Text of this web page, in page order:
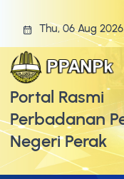
Thu, 06 Aug 2026
Portal Rasmi
Perbadanan
Negeri Perak